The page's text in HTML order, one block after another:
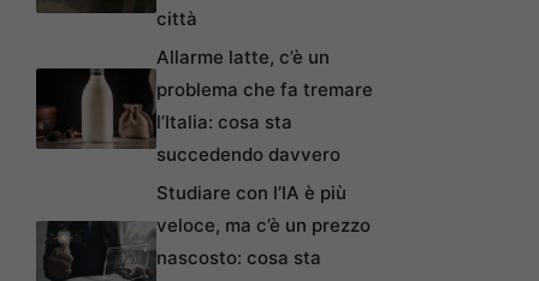
città
Allarme latte, c’è un
problema che fa tremare
l’Italia: cosa sta
succedendo davvero
Studiare con l’IA è più
veloce, ma c’è un prezzo
nascosto: cosa sta